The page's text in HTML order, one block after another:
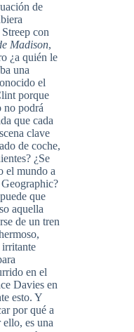
de
con
Madison,
¿a quién le
una
el
porque
no podrá
que cada
clave
de coche,
¿Se
el mundo a
que
aquella
de un tren
irritante
en el
Davies en
esto. Y
por qué a
ello, es una